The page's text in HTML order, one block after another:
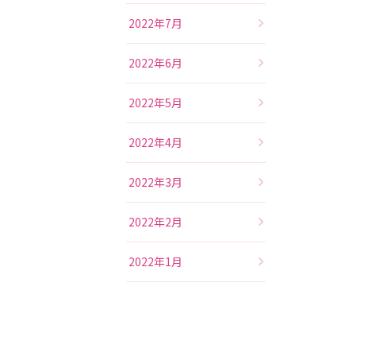
2022年7月
2022年6月
2022年5月
2022年4月
2022年3月
2022年2月
2022年1月